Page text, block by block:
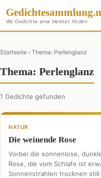
Gedichtesammlung
Wo Gedichte eine Heimat finden
Startseite › Thema: Perlenglanz
Thema: Perlenglanz
1 Gedichte gefunden
NATUR
Die weinende Rose
Vorbei die sonnenlose,
Rose, die vom Schlafe ist
Sonnenstrahlen trocknen